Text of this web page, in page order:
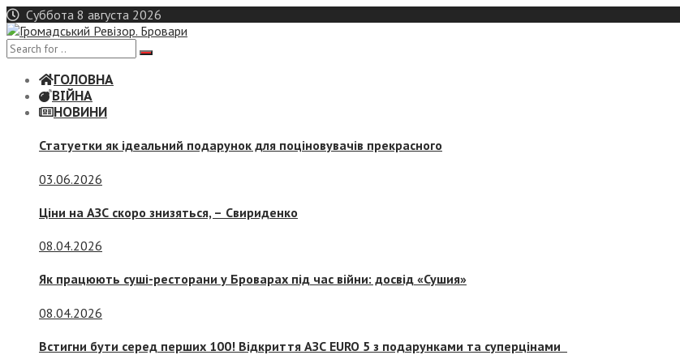
Skip
to
content
Суббота 8 августа 2026
ГОЛОВНА
ВІЙНА
НОВИНИ
Статуетки як ідеальний подарунок для поціновувачів прекрасного
03.06.2026
Ціни на АЗС скоро знизяться, – Свириденко
08.04.2026
Як працюють суші-ресторани у Броварах під час війни: досвід «Сушия»
08.04.2026
Встигни бути серед перших 100! Відкриття АЗС EURO 5 з подарунками та суперцінами